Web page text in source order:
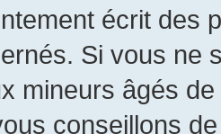
écrit des
Si vous ne
mineurs âgés
conseillons